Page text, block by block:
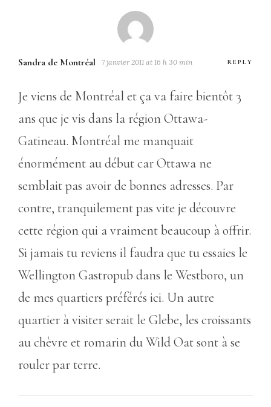
Sandra de Montréal 7 janvier 2011 at 16 h 30 min REPLY
Je viens de Montréal et ça va faire bientôt 3
ans que je vis dans la région Ottawa-
Gatineau. Montréal me manquait
énormément au début car Ottawa ne
semblait pas avoir de bonnes adresses. Par
contre, tranquilement pas vite je découvre
cette région qui a vraiment beaucoup à offrir.
Si jamais tu reviens il faudra que tu essaies le
Wellington Gastropub dans le Westboro, un
de mes quartiers préférés ici. Un autre
quartier à visiter serait le Glebe, les croissants
au chèvre et romarin du Wild Oat sont à se
rouler par terre.